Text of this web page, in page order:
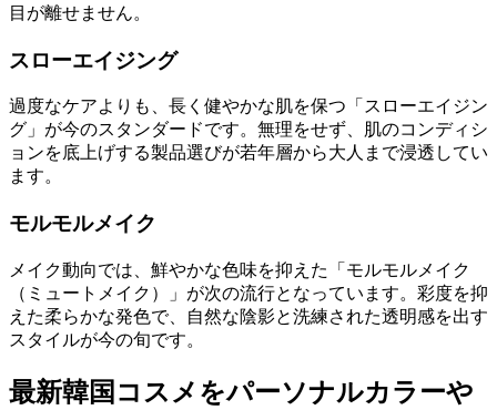
目が離せません。
スローエイジング
過度なケアよりも、長く健やかな肌を保つ「スローエイジン
グ」が今のスタンダードです。無理をせず、肌のコンディシ
ョンを底上げする製品選びが若年層から大人まで浸透してい
ます。
モルモルメイク
メイク動向では、鮮やかな色味を抑えた「モルモルメイク
（ミュートメイク）」が次の流行となっています。彩度を抑
えた柔らかな発色で、自然な陰影と洗練された透明感を出す
スタイルが今の旬です。
最新韓国コスメをパーソナルカラーや